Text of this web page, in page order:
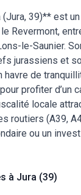
39)** est
Revermont,
le-Saunier.
jurassiens et
havre de
profiter d’un
locale
routiers (A39,
ou un
à Jura (39)